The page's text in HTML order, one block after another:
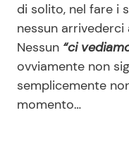
Contattaci
Pubblicità
Privacy Policy
di solito, nel fare i
nessun
Nessun “ci
ovviamente non
semplicemente
momento…